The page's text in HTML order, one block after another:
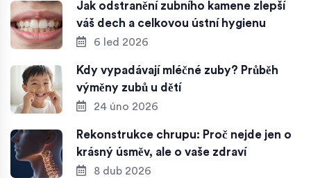
Jak odstranění zubního kamene zlepší
váš dech a celkovou ústní hygienu
6 led 2026
Kdy vypadávají mléčné zuby? Průběh
výměny zubů u dětí
24 úno 2026
Rekonstrukce chrupu: Proč nejde jen o
krásný úsměv, ale o vaše zdraví
8 dub 2026